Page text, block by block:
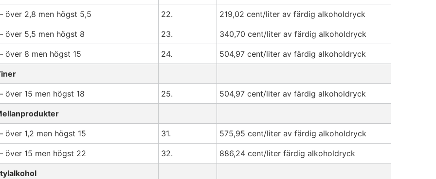
över 2,8 men högst 5,5 22. 219,02 cent/liter av färdig alkoholdryck
över 5,5 men högst 8 23. 340,70 cent/liter av färdig alkoholdryck
över 8 men högst 15 24. 504,97 cent/liter av färdig alkoholdryck
över 15 men högst 18 25. 504,97 cent/liter av färdig alkoholdryck
över 1,2 men högst 15 31. 575,95 cent/liter av färdig alkoholdryck
över 15 men högst 22 32. 886,24 cent/liter färdig alkoholdryck